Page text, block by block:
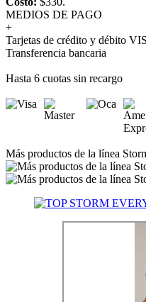
MEDIOS DE PAGO
+
Tarjetas de crédito y débito
Transferencia bancaria
Hasta 6 cuotas sin recargo
Más productos de la línea